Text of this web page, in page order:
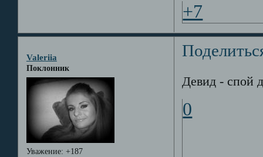
+7
Valeriia
Поклонник
Уважение: +187
Девид - спой
0